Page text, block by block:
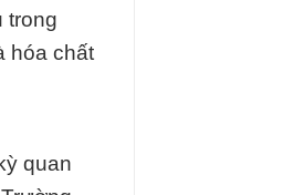
trong
hóa chất
quan